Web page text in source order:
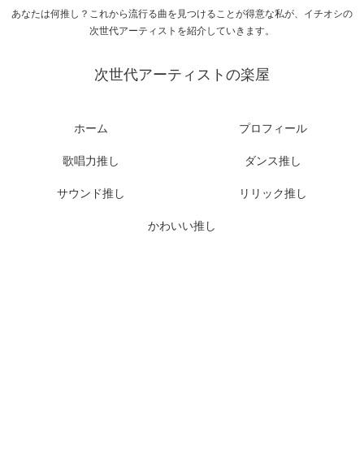
あなたは何推し？これから流行る曲を見つけることが得意な私が、イチオシの
次世代アーティストを紹介していきます。
次世代アーティストの楽屋
ホーム プロフィール
歌唱力推し ダンス推し
サウンド推し リリック推し
かわいい推し